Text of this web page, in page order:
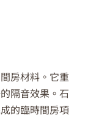
房材料。它重
隔音效果。石
的臨時間房項